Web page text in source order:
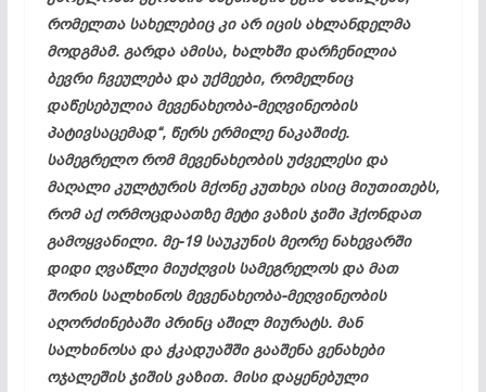
რომელთა სახელებიც კი არ იცის ახლანდელმა
მოდგმამ. გარდა ამისა, ხალხში დარჩენილია
ბევრი ჩვეულება და უქმეები, რომელნიც
დაწესებულია მევენახეობა-მეღვინეობის
პატივსაცემად“, წერს ერმილე ნაკაშიძე.
სამეგრელო რომ მევენახეობის უძველესი და
მაღალი კულტურის მქონე კუთხეა ისიც მიუთითებს,
რომ აქ ორმოცდაათზე მეტი ვაზის ჯიში ჰქონდათ
გამოყვანილი. მე-19 საუკუნის მეორე ნახევარში
დიდი ღვაწლი მიუძღვის სამეგრელოს და მათ
შორის სალხინოს მევენახეობა-მეღვინეობის
აღორძინებაში პრინც აშილ მიურატს. მან
სალხინოსა და ჭკადუაშში გააშენა ვენახები
ოჯალეშის ჯიშის ვაზით. მისი დაყენებული